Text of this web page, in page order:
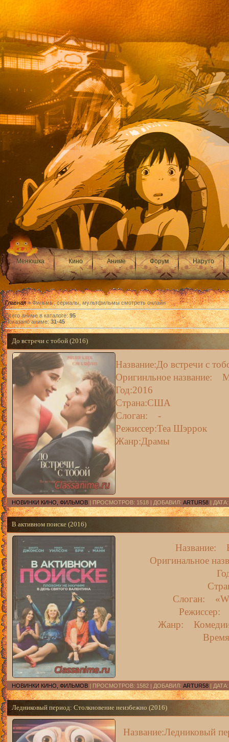
Менюшка Кино Аниме Форум Наруто
Главная» Фильмы, сериалы, мультфильмы смотреть онлайн
Всего аниме в каталоге:95
Показано аниме:31-45
До встречи с тобой (2016)
Название:До встречи с
Оригинльное название:
Год:2016
Страна:США
Слоган: -
Режиссер:Теа Шэррок
Жанр:Драмы
НОВИНКИ КИНО, ФИЛЬМОВ | ПРОСМОТРОВ: 1518 | ДОБАВИЛ: ARTUR58 |
В активном поиске (2016)
Название:
Оригинальное
Слоган:
Режиссер:
Жанр:
НОВИНКИ КИНО, ФИЛЬМОВ | ПРОСМОТРОВ: 1582 | ДОБАВИЛ: ARTUR58 |
Ледниковый период: Столкновение неизбежно (2016)
Название:Ледниковый